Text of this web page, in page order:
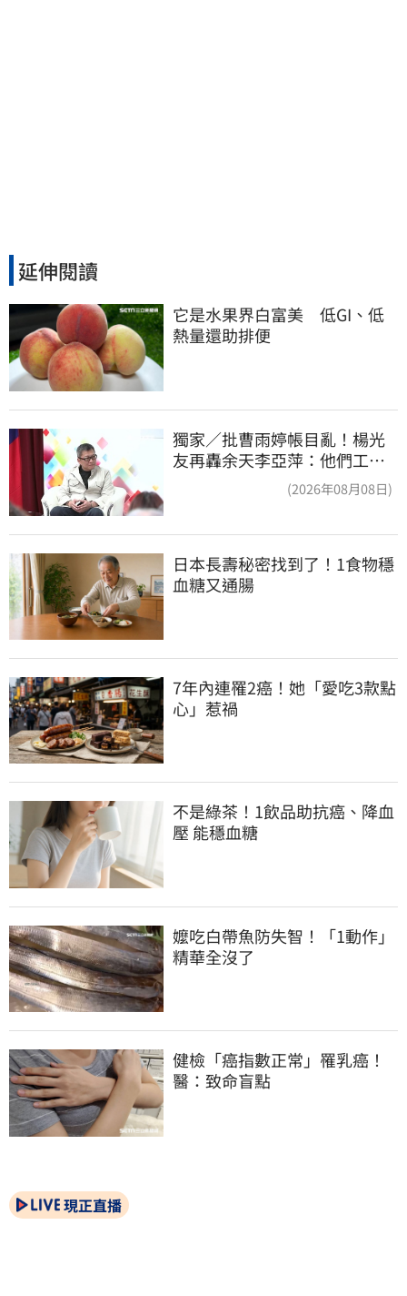
延伸閱讀
它是水果界白富美　低GI、低
熱量還助排便
獨家／批曹雨婷帳目亂！楊光
友再轟余天李亞萍：他們工會
(2026年08月08日)
日本長壽秘密找到了！1食物穩
血糖又通腸
7年內連罹2癌！她「愛吃3款點
心」惹禍
不是綠茶！1飲品助抗癌、降血
壓 能穩血糖
嬤吃白帶魚防失智！「1動作」
精華全沒了
健檢「癌指數正常」罹乳癌！
醫：致命盲點
現正直播